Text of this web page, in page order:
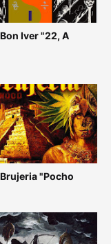
Iver "22, A
"Pocho